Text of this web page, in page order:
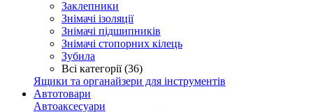
Заклепники
Знімачі ізоляції
Знімачі підшипників
Знімачі стопорних кілець
Зубила
Всі категорії (36)
Ящики та органайзери для інструментів
Автотовари
Автоаксесуари